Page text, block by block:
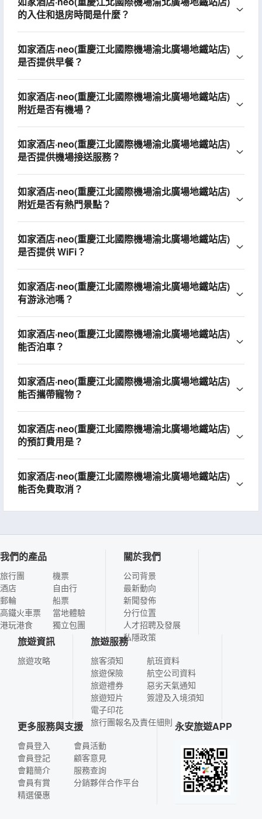
的入住和退房時間是什麼？
如家酒店·neo(重慶江北國際機場渝北廣場地鐵站店)
是否提供早餐？
如家酒店·neo(重慶江北國際機場渝北廣場地鐵站店)
附近是否有機場？
如家酒店·neo(重慶江北國際機場渝北廣場地鐵站店)
是否提供機場接送服務？
如家酒店·neo(重慶江北國際機場渝北廣場地鐵站店)
附近是否有熱門景點？
如家酒店·neo(重慶江北國際機場渝北廣場地鐵站店)
是否提供 WiFi？
如家酒店·neo(重慶江北國際機場渝北廣場地鐵站店)
有游泳池嗎？
如家酒店·neo(重慶江北國際機場渝北廣場地鐵站店)
能否泊車？
如家酒店·neo(重慶江北國際機場渝北廣場地鐵站店)
能否攜帶寵物？
如家酒店·neo(重慶江北國際機場渝北廣場地鐵站店)
的預訂費用是？
如家酒店·neo(重慶江北國際機場渝北廣場地鐵站店)
能否免費取消？
我們的產品
旅行團
酒店
郵輪
高鐵火車票
港玩港食
機票
自由行
船票
當地體驗
獨立包團
關於我們
公司背景
最新動向
新聞發佈
分行位置
人才招聘及發展
私隱政策
旅遊資訊
旅遊攻略
旅遊服務
旅客須知
旅遊保險
旅遊禮券
旅遊短片
電子印花
航班資料
航空公司資料
惡劣天氣通知
簽證及入境須知
旅行團報名及責任細則
更多服務與支援
會員登入
會員登記
會籍簡介
會員有賞
精選優惠
會員活動
顧客意見
服務查詢
分銷夥伴合作平台
永安旅遊APP